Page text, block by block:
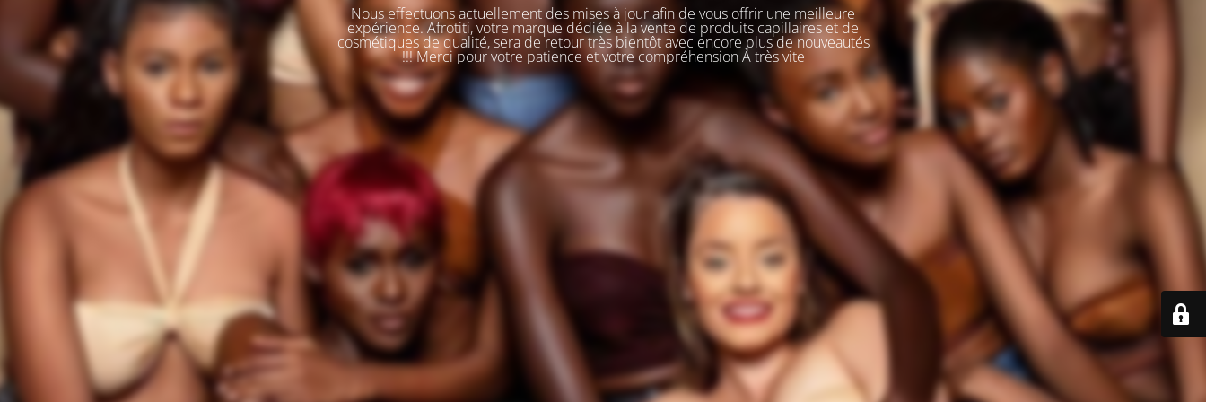
Nous effectuons actuellement des mises à jour afin de vous offrir une meilleure
expérience. Afrotiti, votre marque dédiée à la vente de produits capillaires et de
cosmétiques de qualité, sera de retour très bientôt avec encore plus de nouveautés
!!! Merci pour votre patience et votre compréhension À très vite